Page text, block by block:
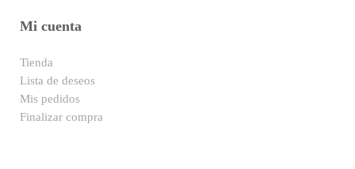
Mi cuenta
Tienda
Lista de deseos
Mis pedidos
Finalizar compra